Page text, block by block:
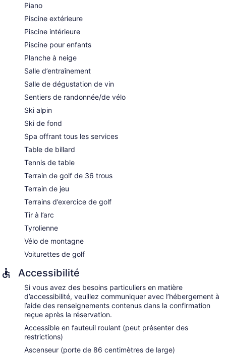
Piano
Piscine extérieure
Piscine intérieure
Piscine pour enfants
Planche à neige
Salle d’entraînement
Salle de dégustation de vin
Sentiers de randonnée/de vélo
Ski alpin
Ski de fond
Spa offrant tous les services
Table de billard
Tennis de table
Terrain de golf de 36 trous
Terrain de jeu
Terrains d’exercice de golf
Tir à l’arc
Tyrolienne
Vélo de montagne
Voiturettes de golf
Accessibilité
Si vous avez des besoins particuliers en matière
d’accessibilité, veuillez communiquer avec l’hébergement à
l’aide des renseignements contenus dans la confirmation
reçue après la réservation.
Accessible en fauteuil roulant (peut présenter des
restrictions)
Ascenseur (porte de 86 centimètres de large)